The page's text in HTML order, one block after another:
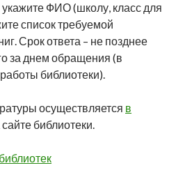
ФИО (школу, класс для
список требуемой
Срок ответа – не позднее
за днем обращения (в
библиотеки).
осуществляется в
сайте библиотеки.
библиотек